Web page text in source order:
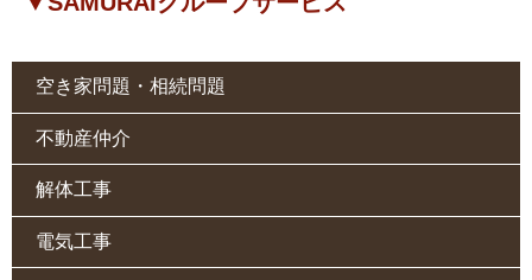
空き家問題・相続問題
不動産仲介
解体工事
電気工事